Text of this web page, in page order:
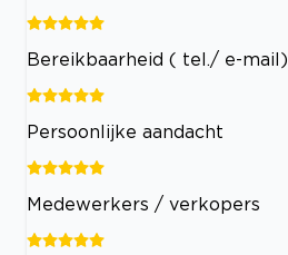
Bereikbaarheid ( tel./ e-mail)
Persoonlijke aandacht
Medewerkers / verkopers